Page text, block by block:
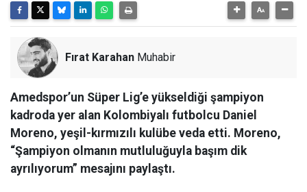
Fırat Karahan Muhabir
Amedspor’un Süper Lig’e yükseldiği şampiyon
kadroda yer alan Kolombiyalı futbolcu Daniel
Moreno, yeşil-kırmızılı kulübe veda etti. Moreno,
“Şampiyon olmanın mutluluğuyla başım dik
ayrılıyorum” mesajını paylaştı.